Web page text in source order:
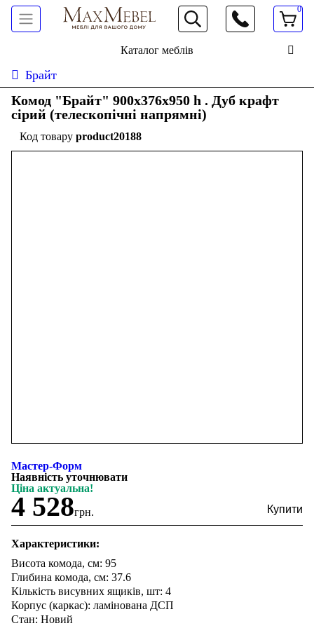
066 472 19 61
0
Каталог меблів
Брайт
Комод "Брайт" 900х376х950 h . Дуб крафт
сірий (телескопічні напрямні)
product20188
Мастер-Форм
Наявність уточнювати
Ціна актуальна!
4 528грн.
Характеристики:
Висота комода, см: 95
Глибина комода, см: 37.6
Кількість висувних ящиків, шт: 4
Корпус (каркас): ламінована ДСП
Стан: Новий